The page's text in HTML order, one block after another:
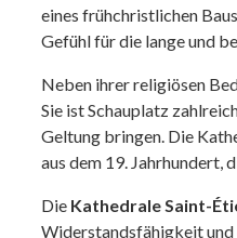
eines frühchristlichen
Gefühl für die lange und
Neben ihrer religiösen
Sie ist Schauplatz
Geltung bringen. Die
aus dem 19. Jahrhundert,
Die Kathedrale Saint-
Widerstandsfähigkeit und